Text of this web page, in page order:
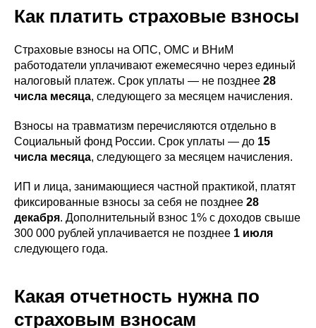
Как платить страховые взносы
Страховые взносы на ОПС, ОМС и ВНиМ
работодатели уплачивают ежемесячно через единый
налоговый платеж. Срок уплаты — не позднее 28
числа месяца, следующего за месяцем начисления.
Взносы на травматизм перечисляются отдельно в
Социальный фонд России. Срок уплаты — до 15
числа месяца, следующего за месяцем начисления.
ИП и лица, занимающиеся частной практикой, платят
фиксированные взносы за себя не позднее 28
декабря. Дополнительный взнос 1% с доходов свыше
300 000 рублей уплачивается не позднее 1 июля
следующего года.
Какая отчетность нужна по
страховым взносам